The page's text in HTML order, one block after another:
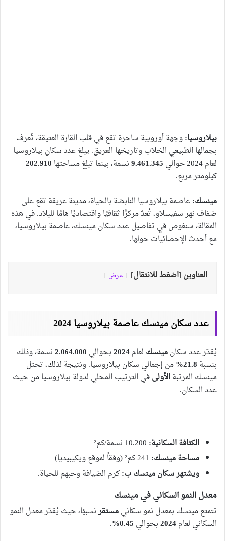
بيلاروسيا:وجهة أوروبية ساحرة تقع في قلب القارة العتيقة، تُعرف
بجمالها الطبيعي الخلاب وتاريخها العريق. يبلغ عدد سكان بيلاروسيا
لعام 2024 حوالي
9.461.345نسمة، بينما تبلغ مساحتها 202.910
كيلومتر مربع.
مينسك:عاصمة بيلاروسيا النابضة بالحياة، مدينة عريقة تقع على
ضفاف نهر سفيسلاو، تُعدّ مركزًا ثقافيًا واقتصاديًا هامًا للبلاد. في هذه
المقالة، سنغوص في تفاصيل عدد سكان مينسك، عاصمة بيلاروسيا،
مع أحدث الإحصائيات حولها.
العناوين [اضغط للانتقال] عرض
عدد سكان مينسك عاصمة بيلاروسيا 2024
يُقدّر عدد سكانمينسك لعام2024بحوالي 2.064.000نسمة، وذلك
بنسبة 21.8%
من إجمالي سكان بيلاروسيا. ونتيجة لذلك، تحتل
مينسك المرتبةالأولىفي الترتيب المحلي لدولة بيلاروسيا من حيث
عدد السكان.
الكثافة السكانية:
مساحة مينسك:
ويشتهر سكان مينسك ب:كرم الضيافة وحبهم للحياة.
معدل النمو السكاني في مينسك
تتمتع مينسك بمعدل نمو سكانيمستقرنسبيًا، حيث يُقدّر معدل النمو
السكاني لعام2024بحوالي 0.45%
.